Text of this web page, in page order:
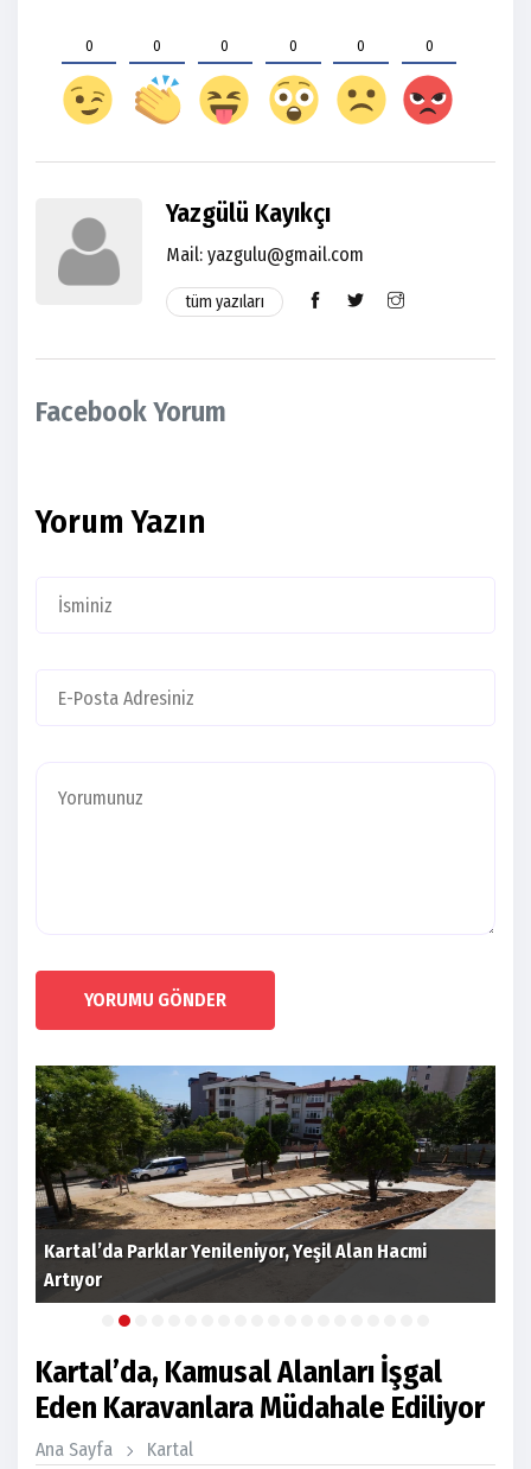
0 0 0 0 0 0
Yazgülü Kayıkçı
Mail: yazgulu@gmail.com
tüm yazıları
Facebook Yorum
Yorum Yazın
YORUMU GÖNDER
Kartal’da Parklar Yenileniyor, Yeşil Alan Hacmi
Artıyor
Kartal’da, Kamusal Alanları İşgal
Eden Karavanlara Müdahale Ediliyor
Ana Sayfa Kartal